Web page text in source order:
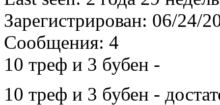
Зарегистрирован: 06/24/
Сообщения: 4
10 треф и 3 бубен -
10 треф и 3 бубен -